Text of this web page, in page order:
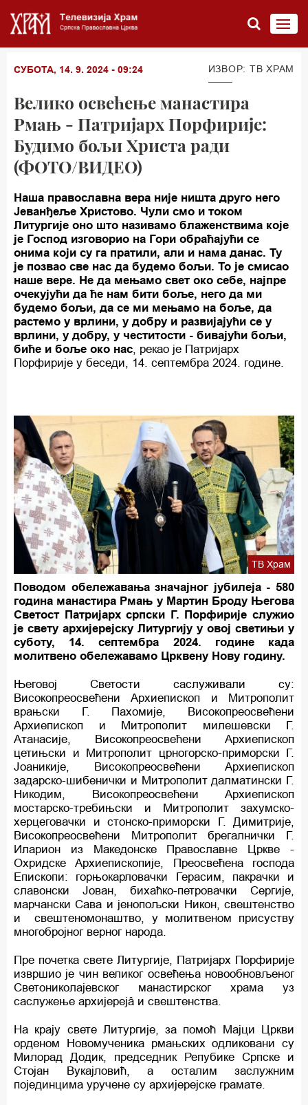
СУБОТА, 14. 9. 2024 - 09:24 ИЗВОР: TВ ХРАМ
Велико освећење манастира
Рмањ - Патријарх Порфирије:
Будимо бољи Христа ради
(ФОТО/ВИДЕО)
Наша православна вера није ништа друго него
Јеванђеље Христово. Чули смо и током
Литургије оно што називамо блаженствима које
је Господ изговорио на Гори обраћајући се
онима који су га пратили, али и нама данас. Ту
је позвао све нас да будемо бољи. То је смисао
наше вере. Не да мењамо свет око себе, најпре
очекујући да ће нам бити боље, него да ми
будемо бољи, да се ми мењамо на боље, да
растемо у врлини, у добру и развијајући се у
врлини, у добру, у честитости - бивајући бољи,
биће и боље око нас, рекао је Патријарх
Порфирије у беседи, 14. септембра 2024. године.
ТВ Храм
Поводом обележавања значајног јубилеја - 580
година манастира Рмањ у Мартин Броду Његова
Светост Патријарх српски Г. Порфирије служио
је свету архијерејску Литургију у овој светињи у
суботу, 14. септембра 2024. године када
молитвено обележавамо Црквену Нову годину.
Његовој Светости саслуживали су:
Високопреосвећени Архиепископ и Митрополит
врањски Г. Пахомије, Високопреосвећени
Архиепископ и Митрополит милешевски Г.
Атанасије, Високопреосвећени Архиепископ
цетињски и Митрополит црногорско-приморски Г.
Јоаникије, Високопреосвећени Архиепископ
задарско-шибенички и Митрополит далматински Г.
Никодим, Високопреосвећени Архиепископ
мостарско-требињски и Митрополит захумско-
херцеговачки и стонско-приморски Г. Димитрије,
Високопреосвећени Митрополит брегалнички Г.
Иларион из Македонске Православне Цркве -
Охридске Архиепископије, Преосвећена господа
Епископи: горњокарловачки Герасим, пакрачки и
славонски Јован, бихаћко-петровачки Сергије,
марчански Сава и јенопољски Никон, свештенство
и свештеномонаштво, у молитвеном присуству
многобројног верног народа.
Пре почетка свете Литургије, Патријарх Порфирије
извршио је чин великог освећења новообновљеног
Светониколајевског манастирског храма уз
саслужење архијерејâ и свештенства.
На крају свете Литургије, за помоћ Мајци Цркви
орденом Новомученика рмањских одликовани су
Милорад Додик, председник Репубике Српске и
Стојан Вукајловић, а осталим заслужним
појединцима уручене су архијерејске грамате.